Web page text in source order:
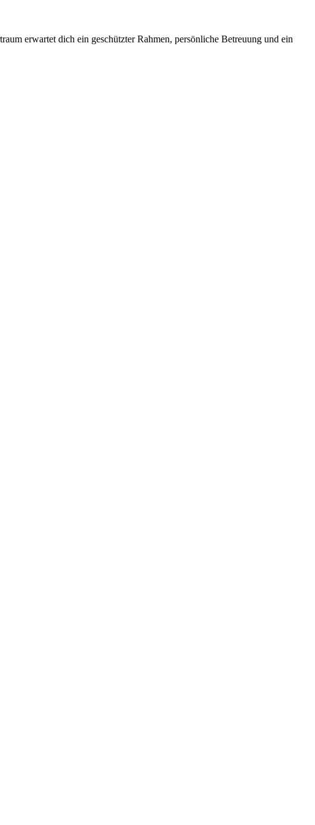
erwartet dich ein geschützter Rahmen, persönliche Betreuung und ein